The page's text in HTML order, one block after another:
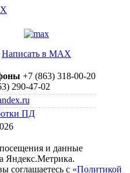
Написать в MAX
+7 (863) 318-00-20
290-47-02
ПД
посещения и данные
Яндекс.Метрика.
соглашаетесь с «Политикой